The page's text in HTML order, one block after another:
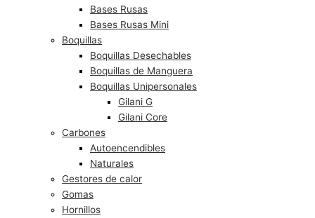
Bases Rusas
Bases Rusas Mini
Boquillas
Boquillas Desechables
Boquillas de Manguera
Boquillas Unipersonales
Gilani G
Gilani Core
Carbones
Autoencendibles
Naturales
Gestores de calor
Gomas
Hornillos